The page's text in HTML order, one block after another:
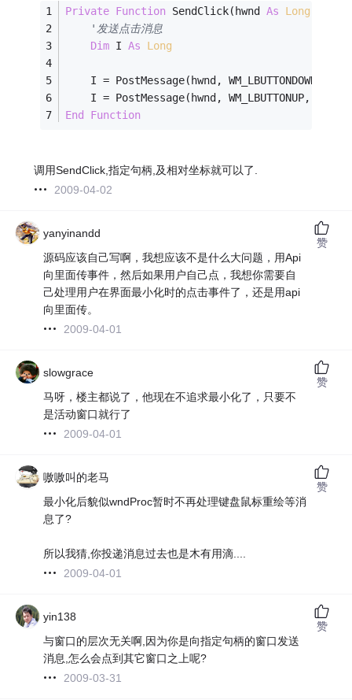
Private Function SendClick(hwnd As Long
'发送点击消息
Dim I As Long
    I = PostMessage(hwnd, WM_LBUTTONDOWN,
    I = PostMessage(hwnd, WM_LBUTTONUP,
End
Function
调用SendClick,指定句柄,及相对坐标就可以了.
2009-04-02
yanyinandd
源码应该自己写啊，我想应该不是什么大问题，用Api
向里面传事件，然后如果用户自己点，我想你需要自
己处理用户在界面最小化时的点击事件了，还是用api
向里面传。
2009-04-01
赞
slowgrace
马呀，楼主都说了，他现在不追求最小化了，只要不
是活动窗口就行了
2009-04-01
赞
嗷嗷叫的老马
最小化后貌似wndProc暂时不再处理键盘鼠标重绘等消
息了?
所以我猜,你投递消息过去也是木有用滴....
2009-04-01
赞
yin138
与窗口的层次无关啊,因为你是向指定句柄的窗口发送
消息,怎么会点到其它窗口之上呢?
2009-03-31
赞